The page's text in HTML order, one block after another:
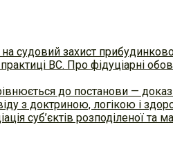
судовий захист
ВC. Про фідуціарні
до постанови —
з доктриною, логікою і
суб’єктів розподіленої